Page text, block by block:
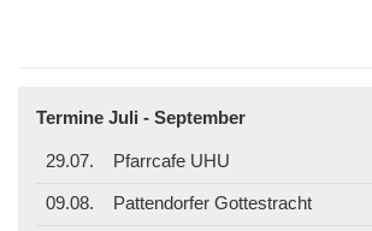
Termine Juli - September
29.07. Pfarrcafe UHU
09.08. Pattendorfer Gottestracht